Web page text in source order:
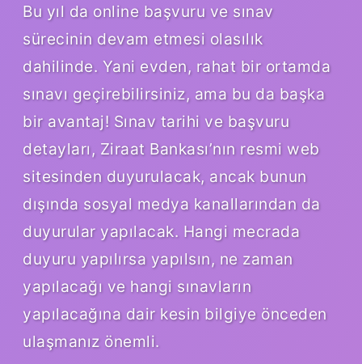
Bu yıl da online başvuru ve sınav
sürecinin devam etmesi olasılık
dahilinde. Yani evden, rahat bir ortamda
sınavı geçirebilirsiniz, ama bu da başka
bir avantaj! Sınav tarihi ve başvuru
detayları, Ziraat Bankası’nın resmi web
sitesinden duyurulacak, ancak bunun
dışında sosyal medya kanallarından da
duyurular yapılacak. Hangi mecrada
duyuru yapılırsa yapılsın, ne zaman
yapılacağı ve hangi sınavların
yapılacağına dair kesin bilgiye önceden
ulaşmanız önemli.